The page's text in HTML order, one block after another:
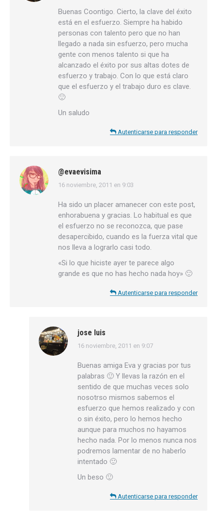
Buenas Coontigo. Cierto, la clave del éxito
está en el esfuerzo. Siempre ha habido
personas con talento pero que no han
llegado a nada sin esfuerzo, pero mucha
gente con menos talento si que ha
alcanzado el éxito por sus altas dotes de
esfuerzo y trabajo. Con lo que está claro
que el esfuerzo y el trabajo duro es clave.
🙂
Un saludo
Autenticarse para responder
@evaevisima
dice:
16 noviembre, 2011 en 9:03
Ha sido un placer amanecer con este post,
enhorabuena y gracias. Lo habitual es que
el esfuerzo no se reconozca, que pase
desapercibido, cuando es la fuerza vital que
nos lleva a lograrlo casi todo.
«Si lo que hiciste ayer te parece algo
grande es que no has hecho nada hoy» 🙂
Autenticarse para responder
jose luis
dice:
16 noviembre, 2011 en 9:07
Buenas amiga Eva y gracias por tus
palabras 🙂 Y llevas la razón en el
sentido de que muchas veces solo
nosotrso mismos sabemos el
esfuerzo que hemos realizado y con
o sin éxito, pero lo hemos hecho
aunque para muchos no hayamos
hecho nada. Por lo menos nunca nos
podremos lamentar de no haberlo
intentado 🙂
Un beso 🙂
Autenticarse para responder